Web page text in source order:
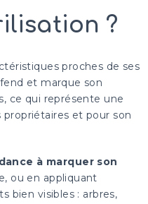
?
proches de ses
et marque son
ce qui représente une
et pour son
à marquer son
ou en appliquant
bien visibles : arbres,